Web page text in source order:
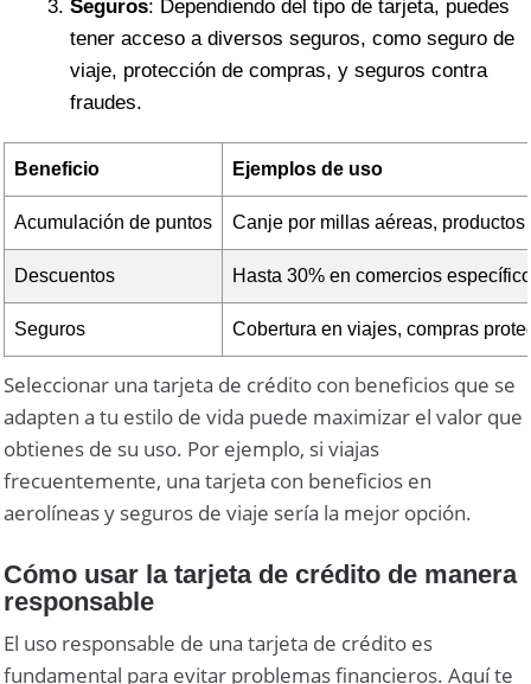
Seguros: Dependiendo del tipo de tarjeta, puedes
tener acceso a diversos seguros, como seguro de
viaje, protección de compras, y seguros contra
fraudes.
Beneficio Ejemplos de uso
Acumulación de puntos Canje por millas aéreas, productos
Descuentos Hasta 30% en comercios
Seguros Cobertura en viajes, compras
Seleccionar una tarjeta de crédito con beneficios que se
adapten a tu estilo de vida puede maximizar el valor que
obtienes de su uso. Por ejemplo, si viajas
frecuentemente, una tarjeta con beneficios en
aerolíneas y seguros de viaje sería la mejor opción.
Cómo usar la tarjeta de crédito de manera
responsable
El uso responsable de una tarjeta de crédito es
fundamental para evitar problemas financieros. Aquí te